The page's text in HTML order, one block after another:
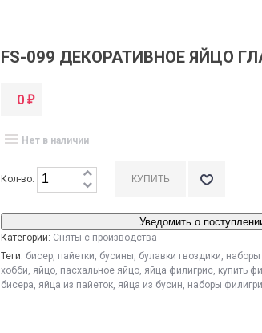
FS-099 ДЕКОРАТИВНОЕ ЯЙЦО
0 ₽
Нет в наличии
Кол-во:
Уведомить о
Категории: Сняты с производства
Теги: бисер, пайетки, бусины, булавки гвоздики, наборы
хобби, яйцо, пасхальное яйцо, яйца филигрис, купить
бисера, яйца из пайеток, яйца из бусин, наборы